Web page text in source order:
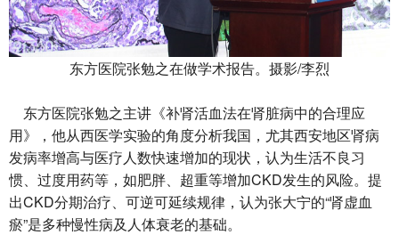
东方医院张勉之在做学术报告。摄影/李烈
东方医院张勉之主讲《补肾活血法在肾脏病中的合理应
用》，他从西医学实验的角度分析我国，尤其西安地区肾病
发病率增高与医疗人数快速增加的现状，认为生活不良习
惯、过度用药等，如肥胖、超重等增加CKD发生的风险。提
出CKD分期治疗、可逆可延续规律，认为张大宁的“肾虚血
瘀”是多种慢性病及人体衰老的基础。